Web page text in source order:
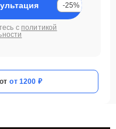
-25%
с политикой
от 1200 ₽